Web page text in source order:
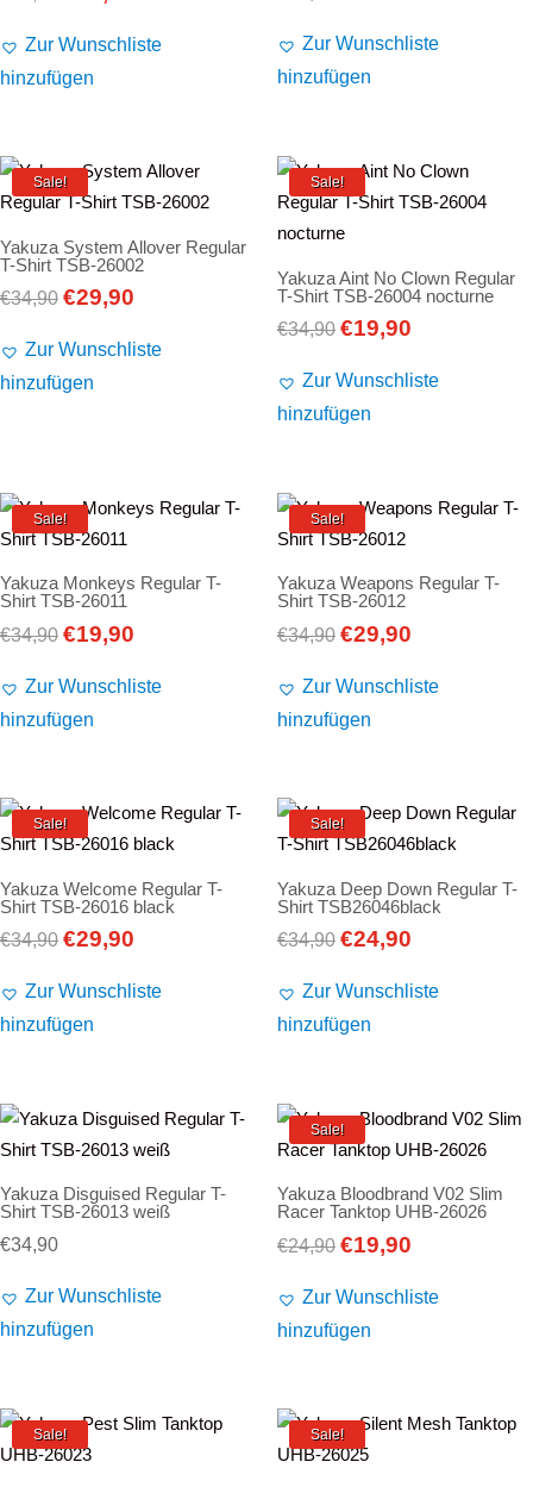
war:
€34,90
ist:
Zur Wunschliste
hinzufügen
Zur Wunschliste
hinzufügen
Sale!
Yakuza System Allover Regular
T-Shirt TSB-26002
€34,90 Ursprünglicher
war:
€34,90
€29,90
ist:
Zur Wunschliste
hinzufügen
Sale!
Yakuza Aint No Clown Regular
T-Shirt TSB-26004 nocturne
€34,90 Ursprünglicher
war:
€34,90
€19,90Aktueller
ist:
Zur Wunschliste
hinzufügen
Sale!
Yakuza Monkeys Regular T-
Shirt TSB-26011
€34,90 Ursprünglicher
war:
€34,90
€19,90
ist:
Zur Wunschliste
hinzufügen
Sale!
Yakuza Weapons Regular T-
Shirt TSB-26012
€34,90 Ursprünglicher
war:
€34,90
€29,90Aktueller
ist:
Zur Wunschliste
hinzufügen
Sale!
Yakuza Welcome Regular T-
Shirt TSB-26016 black
€34,90 Ursprünglicher
war:
€34,90
€29,90
ist:
Zur Wunschliste
hinzufügen
Sale!
Yakuza Deep Down Regular T-
Shirt TSB26046black
€34,90 Ursprünglicher
war:
€34,90
€24,90Aktueller
ist:
Zur Wunschliste
hinzufügen
Yakuza Disguised Regular T-
Shirt TSB-26013 weiß
€34,90
Zur Wunschliste
hinzufügen
Sale!
Yakuza Bloodbrand V02 Slim
Racer Tanktop UHB-26026
€24,90 Ursprünglicher
war:
€24,90
€19,90Aktueller
ist:
Zur Wunschliste
hinzufügen
Sale! Sale!